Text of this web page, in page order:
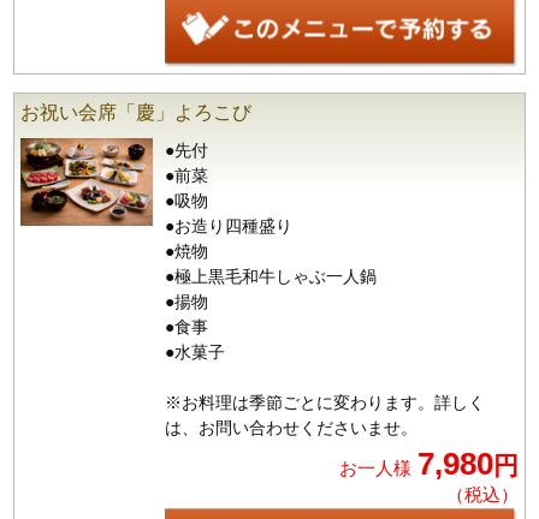
お祝い会席「慶」よろこび
●先付
●前菜
●吸物
●お造り四種盛り
●焼物
●極上黒毛和牛しゃぶ一人鍋
●揚物
●食事
●水菓子
※お料理は季節ごとに変わります。詳しく
は、お問い合わせくださいませ。
お一人様 7,980円
（税込）